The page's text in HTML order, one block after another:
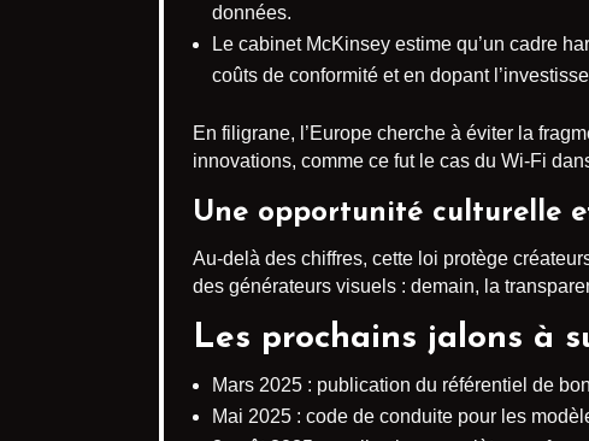
données.
Le cabinet McKinsey estime qu’un cadre
coûts de conformité et en dopant
En filigrane, l’Europe cherche à éviter la
innovations, comme ce fut le cas du Wi-Fi
Une opportunité culturelle
Au-delà des chiffres, cette loi protège
des générateurs visuels : demain, la
Les prochains jalons à
Mars 2025 : publication du référentiel de
Mai 2025 : code de conduite pour les